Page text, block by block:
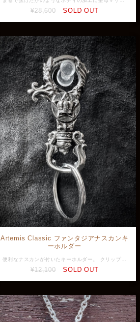
¥28,600 SOLD OUT
Artemis Classic ファンタジアナスカンキ
ーホルダー
¥12,100 SOLD OUT